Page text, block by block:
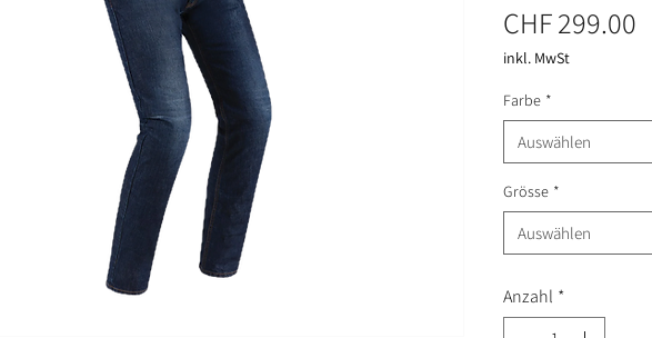
CHF 299.00
inkl. MwSt
Farbe *
Auswählen
Grösse *
Auswählen
Anzahl *